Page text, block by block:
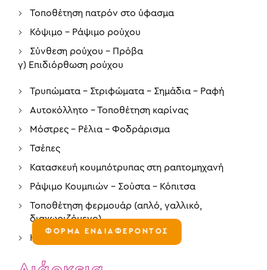
ΦΟΡΜΑ ΕΝΔΙΑΦΕΡΟΝΤΟΣ
Τοποθέτηση πατρόν στο ύφασμα
Κόψιμο – Ράψιμο ρούχου
Σύνθεση ρούχου – Πρόβα
γ) Επιδιόρθωση ρούχου
Τρυπώματα – Στριφώματα – Σημάδια – Ραφή
Αυτοκόλλητο – Τοποθέτηση καρίνας
Μόστρες – Ρέλια – Φοδράρισμα
Τσέπες
Κατασκευή κουμπότρυπας στη ραπτομηχανή
Ράψιμο Κουμπιών – Σούστα – Κόπιτσα
Τοποθέτηση φερμουάρ (απλό, γαλλικό,
διαχωριζόμενο)
Καθάρισμα και σιδερωμα